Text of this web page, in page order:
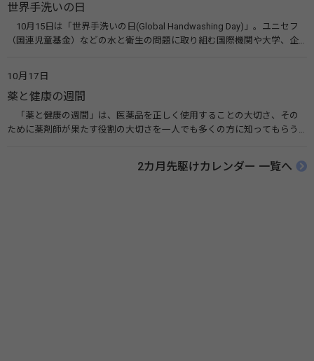
ルヘルス・ポータルサイト「こころの耳」（厚生労働省）
世界手洗いの日
10月15日は「世界手洗いの日(Global Handwashing Day)」。ユニセフ
（国連児童基金）などの水と衛生の問題に取り組む国際機関や大学、企
10月17日
薬と健康の週間
「薬と健康の週間」は、医薬品を正しく使用することの大切さ、その
ために薬剤師が果たす役割の大切さを一人でも多くの方に知ってもらう
伝えたい！薬との付き合い方」（保健指導リソースガイド）
2カ月先駆けカレンダー 一覧へ